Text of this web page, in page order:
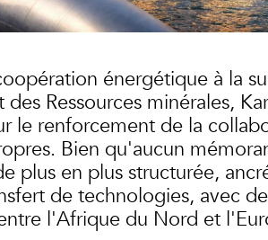
énergétique à la
Ressources minérales,
le renforcement de la
Bien qu'aucun
plus en plus structurée,
de technologies, avec
l'Afrique du Nord et